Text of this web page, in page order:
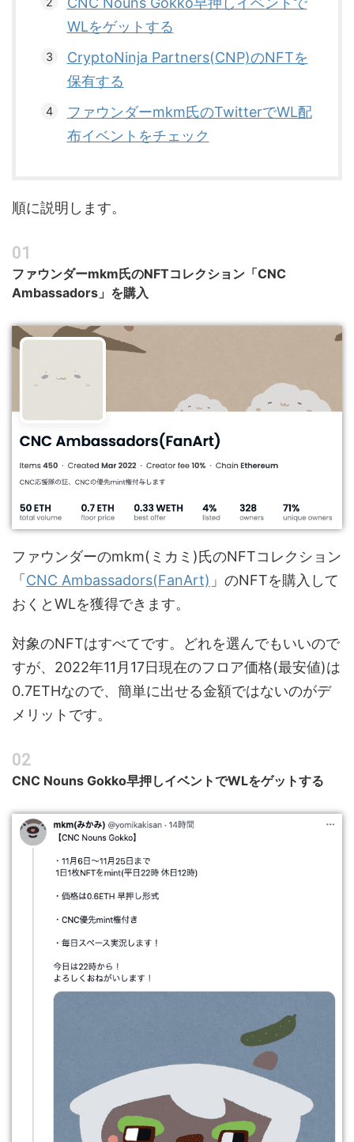
WLをゲットする
CryptoNinja Partners(CNP)のNFTを
保有する
ファウンダーmkm氏のTwitterでWL配
布イベントをチェック
順に説明します。
ファウンダーmkm氏のNFTコレクション「CNC
Ambassadors」を購入
ファウンダーのmkm(ミカミ)氏のNFTコレクション
「 CNC Ambassadors(FanArt) 」のNFTを購入して
おくとWLを獲得できます。
対象のNFTはすべてです。どれを選んでもいいので
すが、2022年11月17日現在のフロア価格(最安値)は
0.7ETHなので、簡単に出せる金額ではないのがデ
メリットです。
CNC Nouns Gokko早押しイベントでWLをゲットする